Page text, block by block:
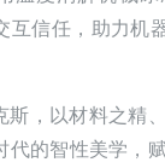
互信任，助力机
斯，以材料之精
代的智性美学，